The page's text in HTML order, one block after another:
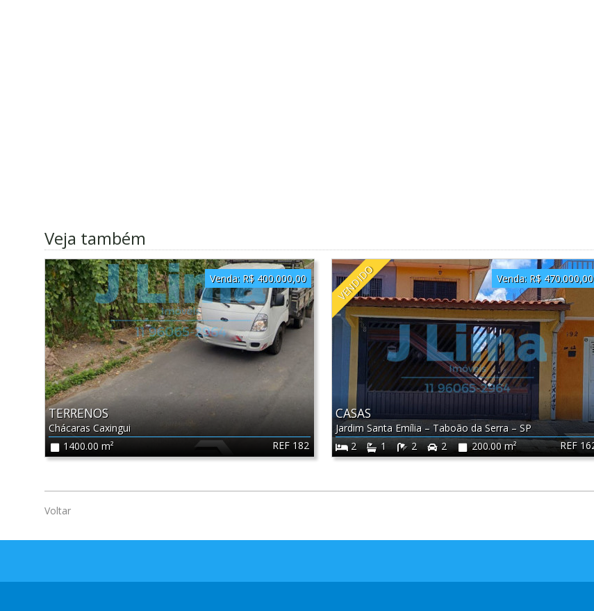
Veja também
REF 182
TERRENOS
Chácaras Caxingui
1400.00 m²
Venda: R$ 400.000,00 VENDIDO
REF
CASAS
Jardim Santa Emília – Taboão da Serra –SP
2
1 2 2 200.00 m²
Venda: R$ 470.000,00
Voltar